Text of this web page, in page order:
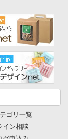
ゴリ一覧
イン相談